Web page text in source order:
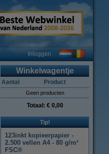
Inloggen
Winkelwagentje
Aantal Product
Geen producten
Totaal: € 0,00
Tip!
123inkt kopieerpapier -
2.500 vellen A4 - 80 g/m²
FSC®